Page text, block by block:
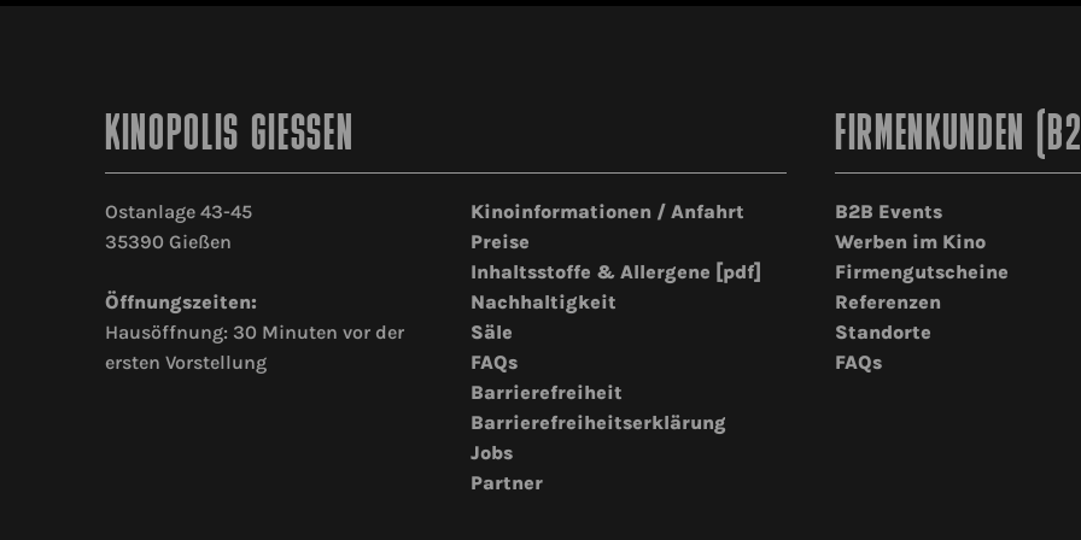
KINOPOLIS GIESSEN
Ostanlage 43-45
35390 Gießen
Öffnungszeiten:
Hausöffnung: 30 Minuten vor der
ersten Vorstellung
Kinoinformationen / Anfahrt
Preise
Inhaltsstoffe & Allergene [pdf]
Nachhaltigkeit
Säle
FAQs
Barrierefreiheit
Barrierefreiheitserklärung
Jobs
Partner
FIRMENKUNDEN
B2B Events
Werben im Kino
Firmengutscheine
Referenzen
Standorte
FAQs